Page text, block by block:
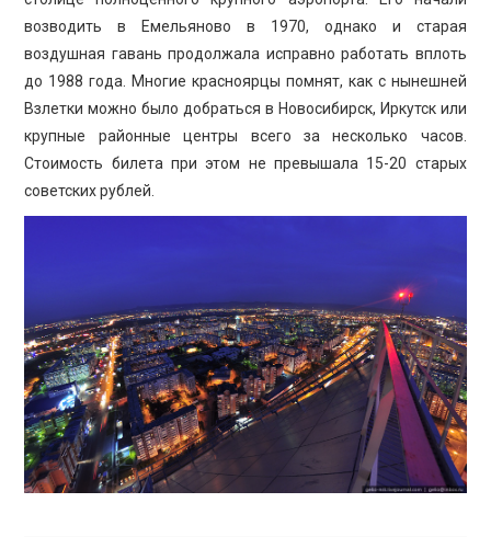
возводить в Емельяново в 1970, однако и старая
воздушная гавань продолжала исправно работать вплоть
до 1988 года. Многие красноярцы помнят, как с нынешней
Взлетки можно было добраться в Новосибирск, Иркутск или
крупные районные центры всего за несколько часов.
Стоимость билета при этом не превышала 15-20 старых
советских рублей.